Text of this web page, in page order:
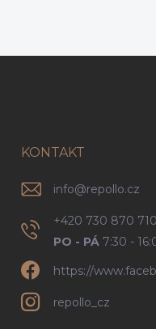
KONTAKT
info@repollo.cz
+420 730 870 710
PO - PÁ 7:30 -
https://
repollo_cz